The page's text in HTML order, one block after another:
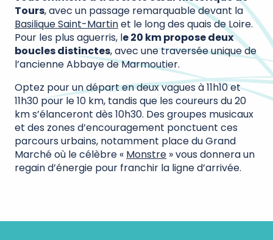
Tours, avec un passage remarquable devant la
Basilique Saint-Martinet le long des quais de Loire.
Pour les plus aguerris, le 20 km propose deux
boucles distinctes, avec une traversée unique de
l’ancienne Abbaye de Marmoutier.
Optez pour un départ en deux vagues à 11h10 et
11h30 pour le 10 km, tandis que les coureurs du 20
km s’élanceront dès 10h30. Des groupes musicaux
et des zones d’encouragement ponctuent ces
parcours urbains, notamment place du Grand
Marché où le célèbre « Monstre » vous donnera un
regain d’énergie pour franchir la ligne d’arrivée.